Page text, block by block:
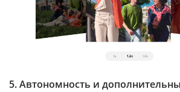
5. Автономность и